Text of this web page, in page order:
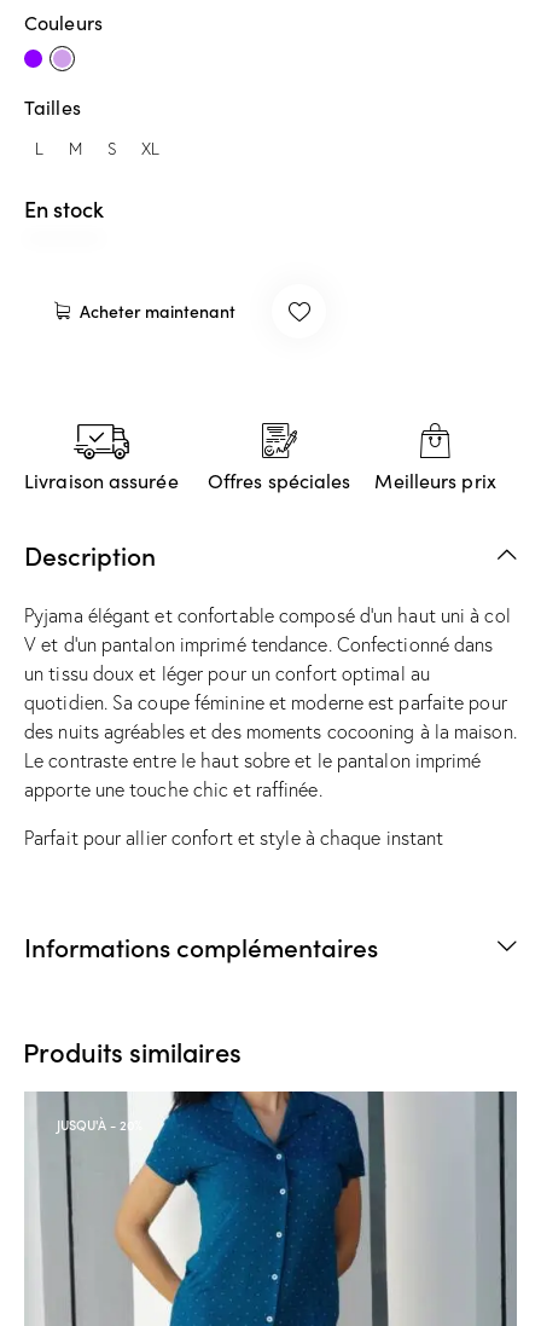
Couleurs
Tailles
L M S XL
En stock
Acheter maintenant
Livraison assurée Offres spéciales Meilleurs prix
Description
Pyjama élégant et confortable composé d’un haut uni à col
V et d’un pantalon imprimé tendance. Confectionné dans
un tissu doux et léger pour un confort optimal au
quotidien. Sa coupe féminine et moderne est parfaite pour
des nuits agréables et des moments cocooning à la maison.
Le contraste entre le haut sobre et le pantalon imprimé
apporte une touche chic et raffinée.
Parfait pour allier confort et style à chaque instant
Informations complémentaires
Produits similaires
JUSQU'À- 20%